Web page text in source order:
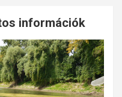
információk